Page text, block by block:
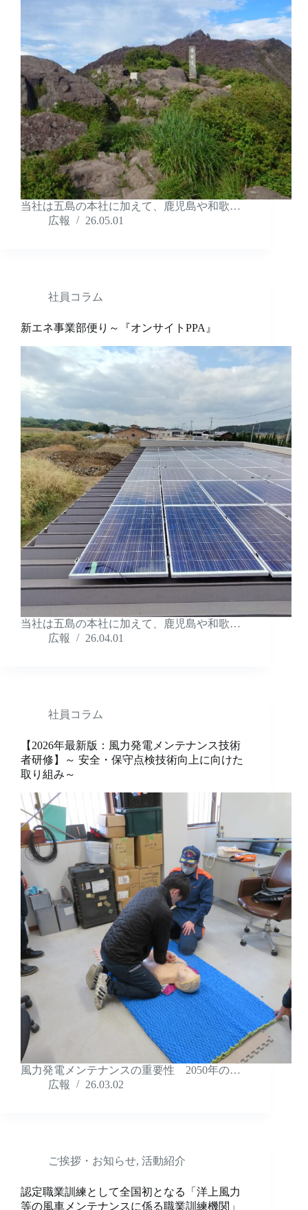
当社は五島の本社に加えて、鹿児島や和歌…
広報
26.05.01
社員コラム
新エネ事業部便り～『オンサイトPPA』
当社は五島の本社に加えて、鹿児島や和歌…
広報
26.04.01
社員コラム
【2026年最新版：風力発電メンテナンス技術
者研修】～ 安全・保守点検技術向上に向けた
取り組み～
風力発電メンテナンスの重要性 2050年の…
広報
26.03.02
ご挨拶・お知らせ, 活動紹介
認定職業訓練として全国初となる「洋上風力
等の風車メンテナンスに係る職業訓練機関」